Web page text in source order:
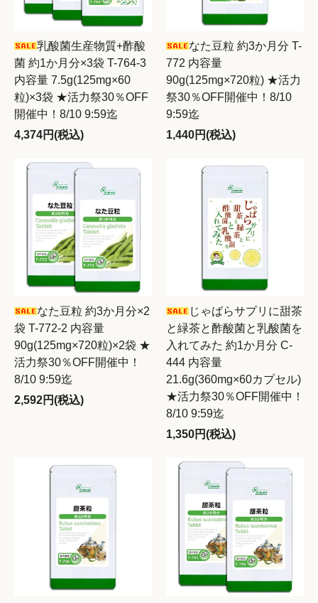
乳酸菌生産物質+酢酸
菌 約1か月分×3袋 T-764-3
内容量 7.5g(125mg×60
粒)×3袋 ★活力祭30％OFF
開催中！8/10 9:59迄
4,374円(税込)
なた豆粒 約3か月分 T-
772 内容量
90g(125mg×720粒) ★活力
祭30％OFF開催中！8/10
9:59迄
1,440円(税込)
なた豆粒 約3か月分×2
袋 T-772-2 内容量
90g(125mg×720粒)×2袋 ★
活力祭30％OFF開催中！
8/10 9:59迄
2,592円(税込)
じゃばらサプリに甜茶
と緑茶と酢酸菌と乳酸菌を
入れてみた 約1か月分 C-
444 内容量
21.6g(360mg×60カプセル)
★活力祭30％OFF開催中！
8/10 9:59迄
1,350円(税込)